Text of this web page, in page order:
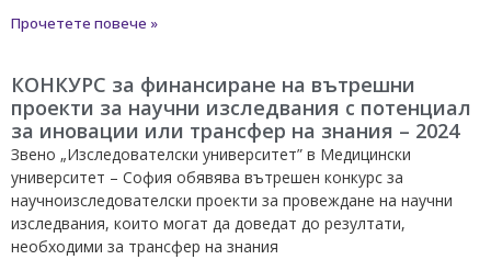
Прочетете повече »
КОНКУРС за финансиране на вътрешни
проекти за научни изследвания с потенциал
за иновации или трансфер на знания – 2024
Звено „Изследователски университет” в Медицински
университет – София обявява вътрешен конкурс за
научноизследователски проекти за провеждане на научни
изследвания, които могат да доведат до резултати,
необходими за трансфер на знания